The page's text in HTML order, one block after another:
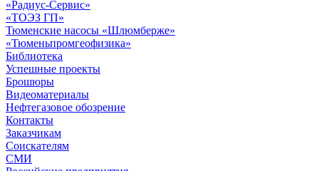
«Радиус-Сервис»
«ТОЭЗ ГП»
Тюменские насосы «Шлюмберже»
«Тюменьпромгеофизика»
Библиотека
Успешные проекты
Брошюры
Видеоматериалы
Нефтегазовое обозрение
Контакты
Заказчикам
Соискателям
СМИ